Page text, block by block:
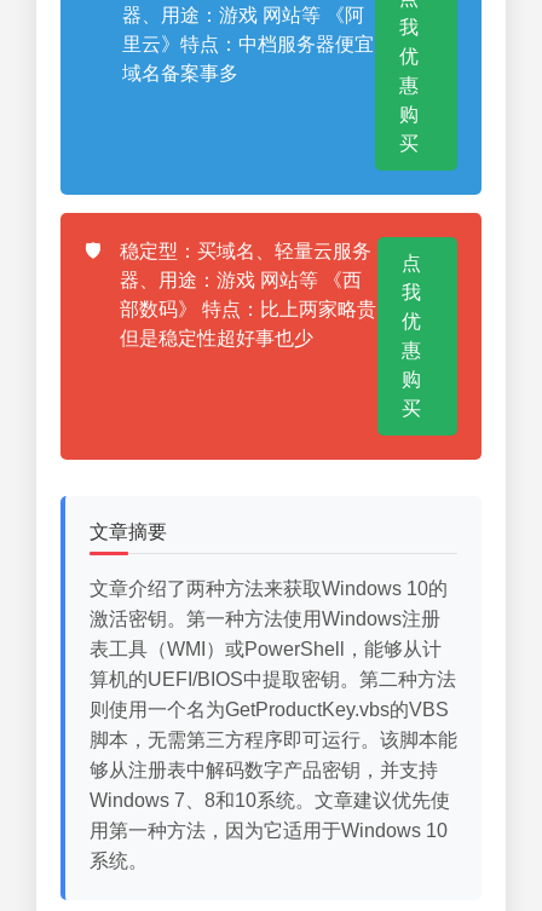
器、用途：游戏 网站等 《阿
里云》特点：中档服务器便宜
域名备案事多
我
优
惠
购
买
🛡️
稳定型：买域名、轻量云服务
器、用途：游戏 网站等 《西
部数码》 特点：比上两家略贵
但是稳定性超好事也少
点
我
优
惠
购
买
文章摘要
文章介绍了两种方法来获取Windows 10的
激活密钥。第一种方法使用Windows注册
表工具（WMI）或PowerShell，能够从计
算机的UEFI/BIOS中提取密钥。第二种方法
则使用一个名为GetProductKey.vbs的VBS
脚本，无需第三方程序即可运行。该脚本能
够从注册表中解码数字产品密钥，并支持
Windows 7、8和10系统。文章建议优先使
用第一种方法，因为它适用于Windows 10
系统。